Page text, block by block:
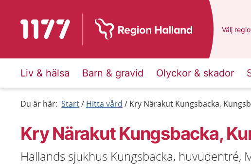
Till startsidan för 1177 Du har
Välj en
Liv & hälsa Barn & gravid Olyckor & skador
Du är här: Start Hitta vård Kry Närakut Kungsbacka,
Kry Närakut Kungsbacka,
Hallands sjukhus Kungsbacka, huvudentré,